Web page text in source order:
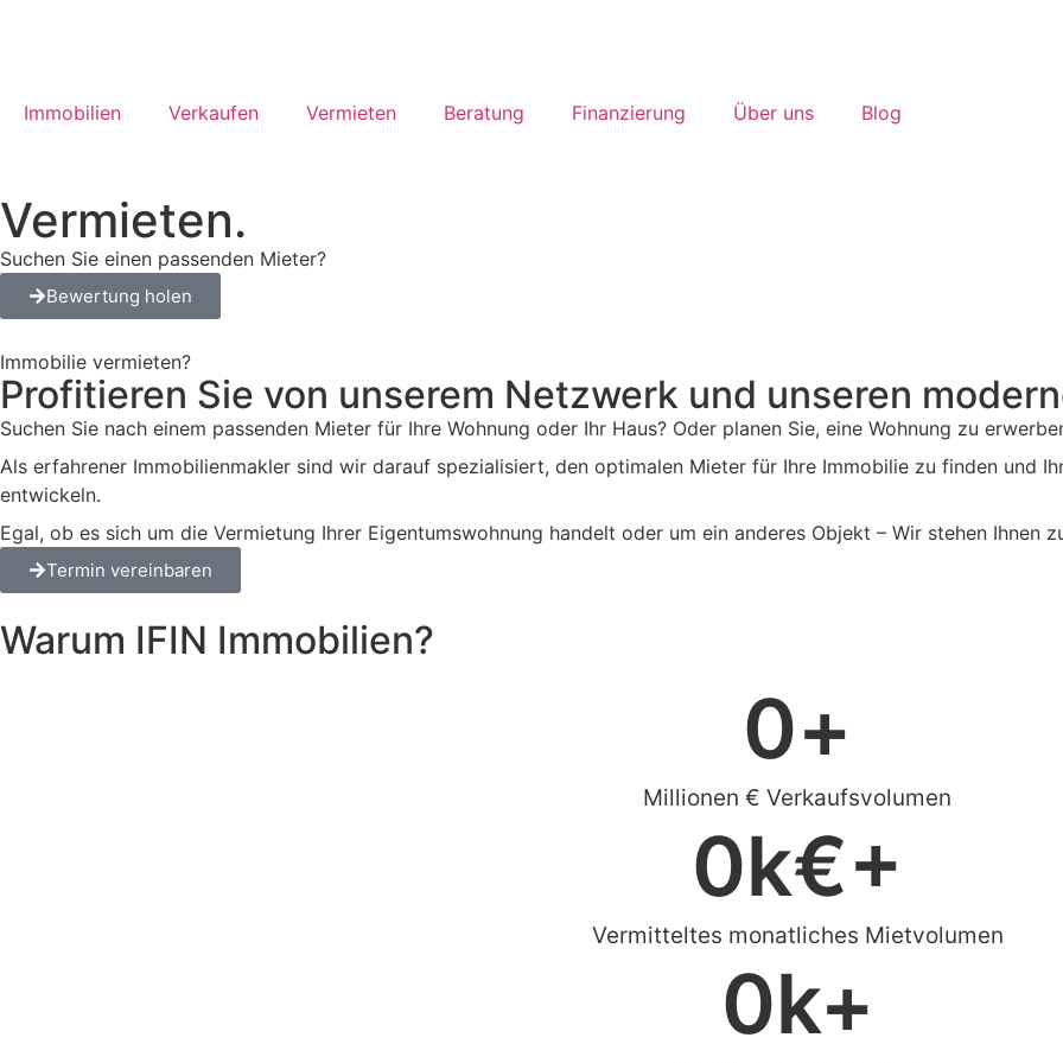
Immobilien Verkaufen Vermieten Beratung Finanzierung Über uns Blog
Vermieten.
Suchen Sie einen passenden Mieter?
Bewertung holen
Immobilie vermieten?
Profitieren Sie von unserem Netzwerk und unseren
Suchen Sie nach einem passenden Mieter für Ihre Wohnung oder Ihr Haus? Oder planen Sie, eine Wohnung zu
Als erfahrener Immobilienmakler sind wir darauf spezialisiert, den optimalen Mieter für Ihre Immobilie zu finden und
entwickeln.
Egal, ob es sich um die Vermietung Ihrer Eigentumswohnung handelt oder um ein anderes Objekt – Wir stehen Ihnen
Termin vereinbaren
Warum IFIN Immobilien?
Millionen € Verkaufsvolumen
0+
Vermitteltes monatliches Mietvolumen
0k€+
0k+